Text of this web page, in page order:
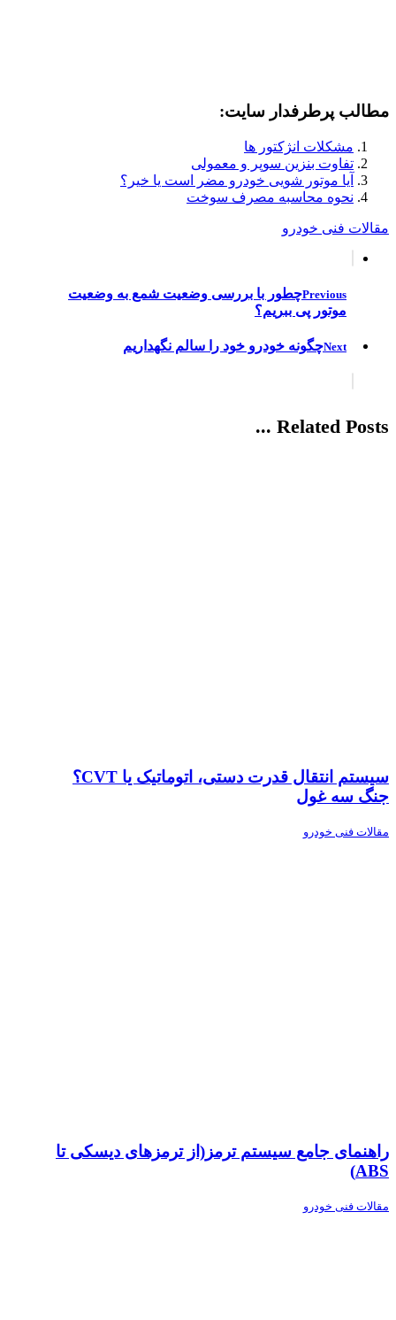
مطالب پرطرفدار سایت:
مشکلات انژکتور ها
تفاوت بنزین سوپر و معمولی
آیا موتور شویی خودرو مضر است یا خیر؟
نحوه محاسبه مصرف سوخت
مقالات فنی خودرو
Previousچطور با بررسی وضعیت شمع به وضعیت
موتور پی ببریم؟
Nextچگونه خودرو خود را سالم نگهداریم
Related Posts ...
سیستم انتقال قدرت دستی، اتوماتیک یا CVT؟
جنگ سه غول
مقالات فنی خودرو
راهنمای جامع سیستم ترمز(از ترمزهای دیسکی تا
ABS)
مقالات فنی خودرو